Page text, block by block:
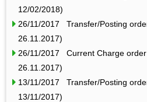
12/02/2018)
26/11/2017 Transfer/Posting
26.11.2017)
26/11/2017 Current Charge
26.11.2017)
13/11/2017 Transfer/Posting
13/11/2017)